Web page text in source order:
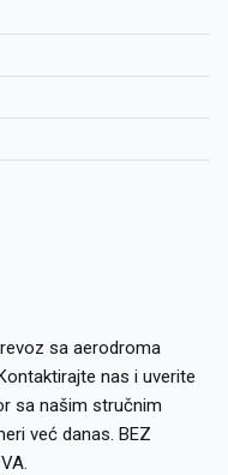
sa aerodroma
nas i uverite
sa našim stručnim
već danas. BEZ